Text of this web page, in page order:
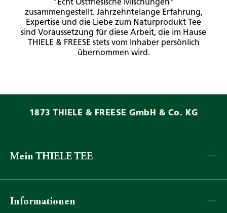
"Echt Ostfriesische Mischungen"
zusammengestellt. Jahrzehntelange Erfahrung,
Expertise und die Liebe zum Naturprodukt Tee
sind Voraussetzung für diese Arbeit, die im Hause
THIELE & FREESE stets vom Inhaber persönlich
übernommen wird.
1873 THIELE & FREESE GmbH & Co. KG
Mein THIELE TEE
Informationen